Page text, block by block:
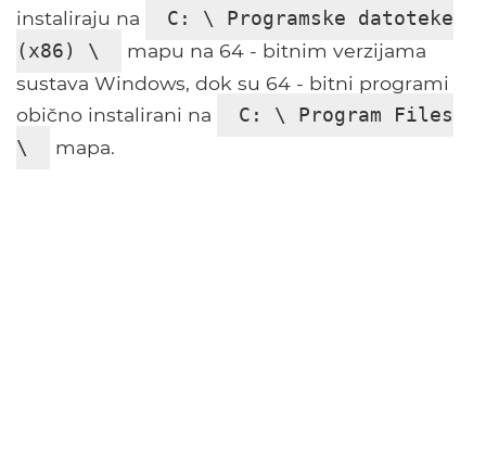
instaliraju na
C: \ Programske datoteke
(x86) \
mapu na 64 - bitnim verzijama
sustava Windows, dok su 64 - bitni programi
obično instalirani na
C: \ Program Files
\
mapa.